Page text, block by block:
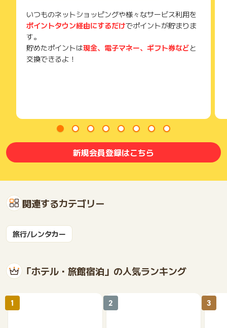
いつものネットショッピングや様々なサービス利用を
ポイントタウン経由にするだけでポイントが貯まりま
す。
貯めたポイントは現金、電子マネー、ギフト券などと
交換できるよ！
新規会員登録はこちら
関連するカテゴリー
旅行/レンタカー
「ホテル・旅館宿泊」の人気ランキング
1 2 3